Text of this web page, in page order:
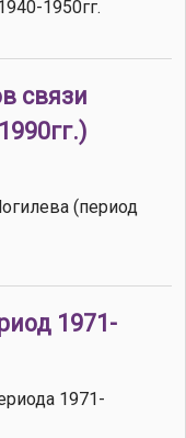
1950гг.
связи
(период
1971-
1971-